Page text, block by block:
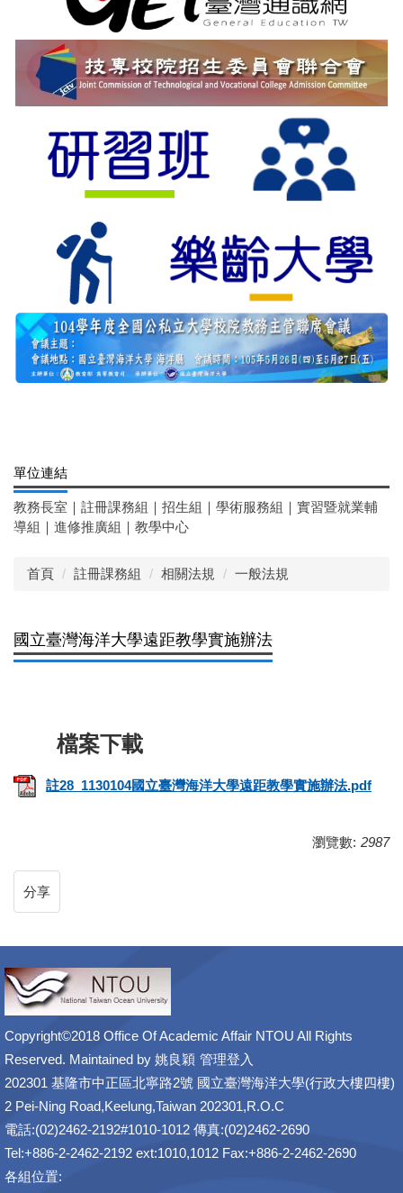
單位連結
教務長室 ｜ 註冊課務組 ｜ 招生組 ｜ 學術服務組 ｜ 實習暨就業輔
導組 ｜ 進修推廣組 ｜ 教學中心
首頁 註冊課務組 相關法規 一般法規
國立臺灣海洋大學遠距教學實施辦法
註28_1130104國立臺灣海洋大學遠距教學實施辦法.pdf
瀏覽數: 2987
分享
Copyright©2018 Office Of Academic Affair NTOU All Rights
Reserved. Maintained by 姚良穎 管理登入
202301 基隆市中正區北寧路2號 國立臺灣海洋大學(行政大樓四樓)
2 Pei-Ning Road,Keelung,Taiwan 202301,R.O.C
電話:(02)2462-2192#1010-1012 傳真:(02)2462-2690
Tel:+886-2-2462-2192 ext:1010,1012 Fax:+886-2-2462-2690
各組位置: